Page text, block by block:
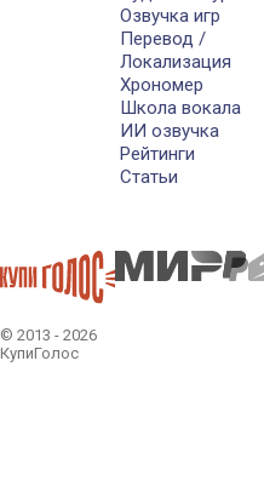
Озвучка игр
Перевод /
Локализация
Хрономер
Школа вокала
ИИ озвучка
Рейтинги
Статьи
© 2013 - 2026
КупиГолос